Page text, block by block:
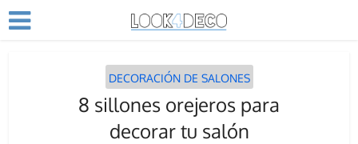
DECORACIÓN DE SALONES
8 sillones orejeros para
decorar tu salón